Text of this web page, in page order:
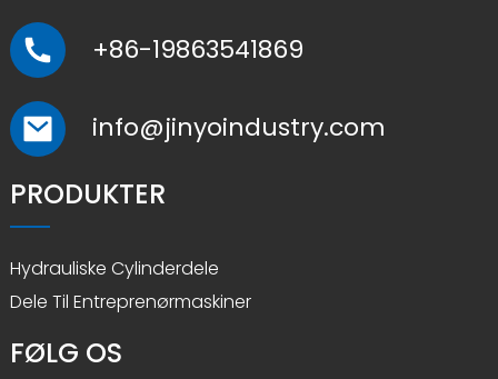
+86-19863541869
info@jinyoindustry.com
PRODUKTER
Hydrauliske Cylinderdele
Dele Til Entreprenørmaskiner
FØLG OS